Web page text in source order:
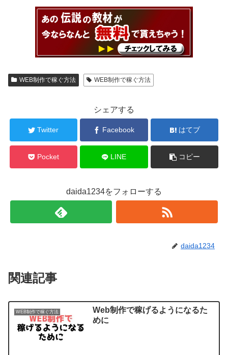
WEB制作で稼ぐ方法 WEB制作で稼ぐ方法
シェアする
Twitter Facebook はてブ
Pocket LINE コピー
daida1234をフォローする
daida1234
関連記事
WEB制作で稼ぐ方法
Web制作で稼げるようになるた
めに